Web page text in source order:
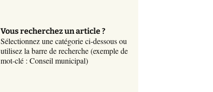
e
s
Vous recherchez un article ?
Sélectionnez une catégorie ci-dessous ou
utilisez la barre de recherche (exemple de
mot-clé : Conseil municipal)